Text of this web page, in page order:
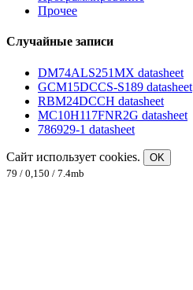
Прочее
Случайные записи
DM74ALS251MX datasheet
GCM15DCCS-S189 datasheet
RBM24DCCH datasheet
MC10H117FNR2G datasheet
786929-1 datasheet
Сайт использует cookies.
OK
79 / 0,150 / 7.4mb